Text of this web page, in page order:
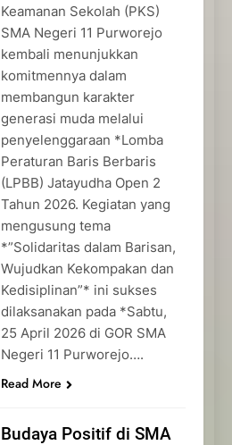
Keamanan Sekolah (PKS)
SMA Negeri 11 Purworejo
kembali menunjukkan
komitmennya dalam
membangun karakter
generasi muda melalui
penyelenggaraan *Lomba
Peraturan Baris Berbaris
(LPBB) Jatayudha Open 2
Tahun 2026. Kegiatan yang
mengusung tema
*”Solidaritas dalam Barisan,
Wujudkan Kekompakan dan
Kedisiplinan”* ini sukses
dilaksanakan pada *Sabtu,
25 April 2026 di GOR SMA
Negeri 11 Purworejo….
Read More
Budaya Positif di SMA